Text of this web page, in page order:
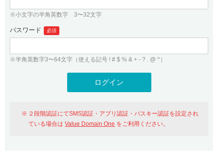
プレミアムドメイン
人気ドメインの種類
WHOIS検索
バリュードメインAPI
ドメイン・ホスティングOEM
従来のバリュードメインをご利用希望の方
Value Domainにログイン
おすすめ One レンタルサーバーを含む最新の機能を使う方
ユーザー登録
※小文字の半角英数字 3〜32文字
パスワード 必須
※半角英数字3〜64文字（使える記号 ! # $ % & + - ? . @ ^）
２段階認証にてSMS認証・アプリ認証・パスキー認証を設定され
ている場合はValue Domain One をご利用ください。